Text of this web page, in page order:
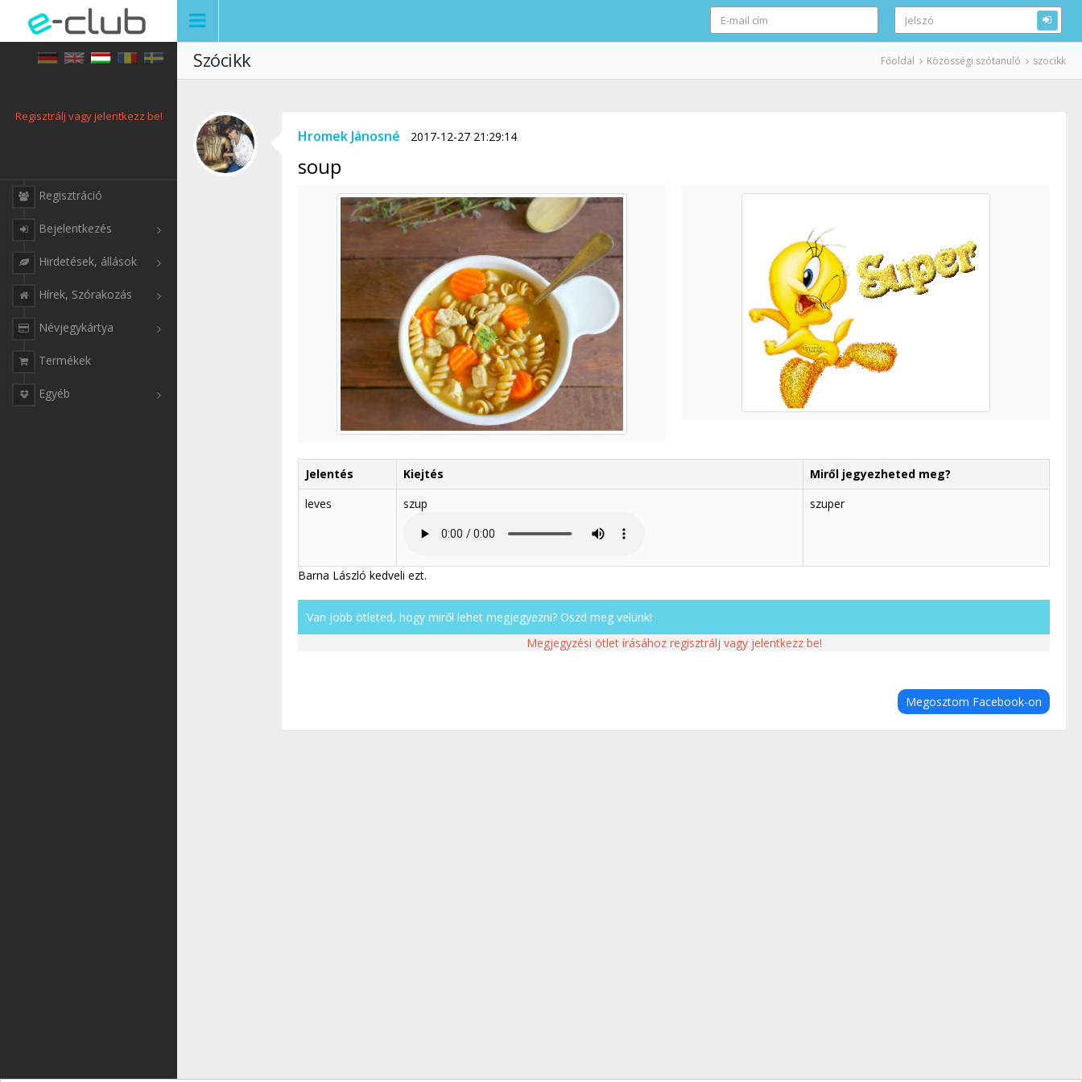
Regisztrálj vagy jelentkezz be!
Regisztráció
Bejelentkezés
Hirdetések, állások
Hírek, Szórakozás
Névjegykártya
Termékek
Egyéb
Szócikk Főoldal Közösségi szótanuló szocikk
Hromek Jánosné 2017-12-27 21:29:14
soup
Jelentés Kiejtés
Miről jegyezheted meg?
leves
szup szuper
Barna László kedveli ezt.
Van jobb ötleted, hogy miről lehet megjegyezni? Oszd meg velünk!
Megjegyzési ötlet írásához regisztrálj vagy jelentkezz be!
Megosztom Facebook-on